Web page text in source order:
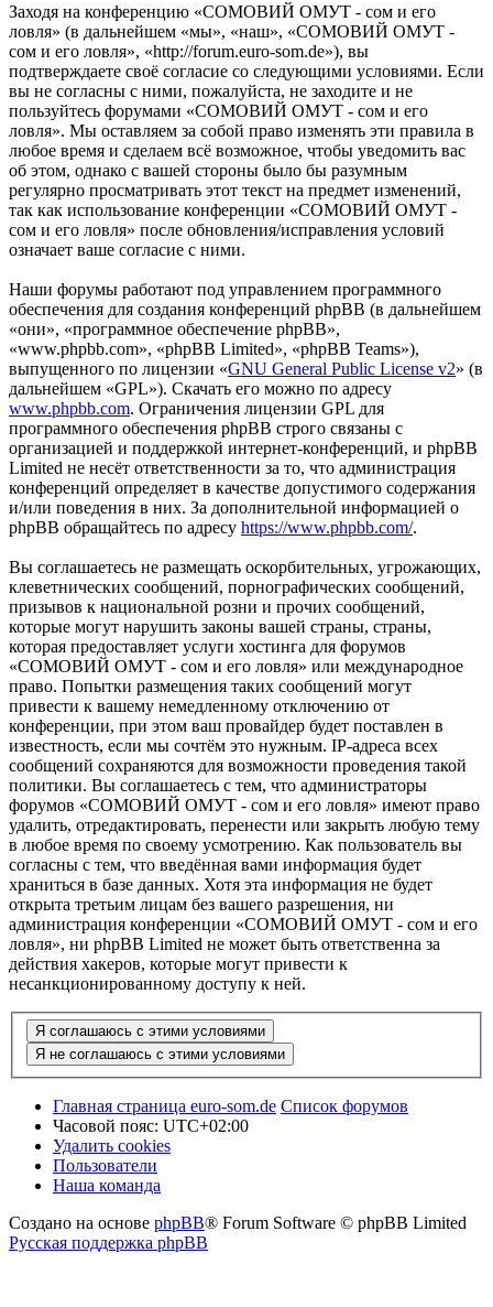
Заходя на конференцию «СОМОВИЙ ОМУТ - сом и его
ловля» (в дальнейшем «мы», «наш», «СОМОВИЙ ОМУТ -
сом и его ловля», «http://forum.euro-som.de»), вы
подтверждаете своё согласие со следующими условиями. Если
вы не согласны с ними, пожалуйста, не заходите и не
пользуйтесь форумами «СОМОВИЙ ОМУТ - сом и его
ловля». Мы оставляем за собой право изменять эти правила в
любое время и сделаем всё возможное, чтобы уведомить вас
об этом, однако с вашей стороны было бы разумным
регулярно просматривать этот текст на предмет изменений,
так как использование конференции «СОМОВИЙ ОМУТ -
сом и его ловля» после обновления/исправления условий
означает ваше согласие с ними.
Наши форумы работают под управлением программного
обеспечения для создания конференций phpBB (в дальнейшем
«они», «программное обеспечение phpBB»,
«www.phpbb.com», «phpBB Limited», «phpBB Teams»),
выпущенного по лицензии «GNU General Public License v2» (в
дальнейшем «GPL»). Скачать его можно по адресу
www.phpbb.com. Ограничения лицензии GPL для
программного обеспечения phpBB строго связаны с
организацией и поддержкой интернет-конференций, и phpBB
Limited не несёт ответственности за то, что администрация
конференций определяет в качестве допустимого содержания
и/или поведения в них. За дополнительной информацией о
phpBB обращайтесь по адресу https://www.phpbb.com/.
Вы соглашаетесь не размещать оскорбительных, угрожающих,
клеветнических сообщений, порнографических сообщений,
призывов к национальной розни и прочих сообщений,
которые могут нарушить законы вашей страны, страны,
которая предоставляет услуги хостинга для форумов
«СОМОВИЙ ОМУТ - сом и его ловля» или международное
право. Попытки размещения таких сообщений могут
привести к вашему немедленному отключению от
конференции, при этом ваш провайдер будет поставлен в
известность, если мы сочтём это нужным. IP-адреса всех
сообщений сохраняются для возможности проведения такой
политики. Вы соглашаетесь с тем, что администраторы
форумов «СОМОВИЙ ОМУТ - сом и его ловля» имеют право
удалить, отредактировать, перенести или закрыть любую тему
в любое время по своему усмотрению. Как пользователь вы
согласны с тем, что введённая вами информация будет
храниться в базе данных. Хотя эта информация не будет
открыта третьим лицам без вашего разрешения, ни
администрация конференции «СОМОВИЙ ОМУТ - сом и его
ловля», ни phpBB Limited не может быть ответственна за
действия хакеров, которые могут привести к
несанкционированному доступу к ней.
Главная страница euro-som.de Список форумов
Часовой пояс: UTC+02:00
Удалить cookies
Пользователи
Наша команда
Создано на основе phpBB® Forum Software © phpBB Limited
Русская поддержка phpBB